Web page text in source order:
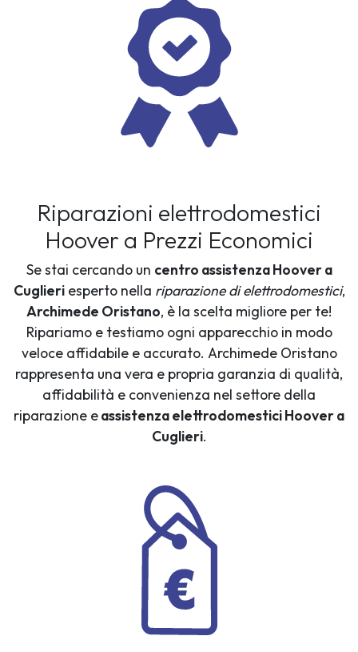
Riparazioni elettrodomestici
Hoover a Prezzi Economici
Se stai cercando un centro assistenza Hoover a
Cuglieriesperto nella riparazione di elettrodomestici,
Archimede Oristano, è la scelta migliore per te!
Ripariamo e testiamo ogni apparecchio in modo
veloce affidabile e accurato. Archimede Oristano
rappresenta una vera e propria garanzia di qualità,
affidabilità e convenienza nel settore della
riparazione eassistenza elettrodomestici Hoover a
Cuglieri.